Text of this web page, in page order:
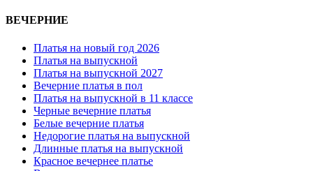
ВЕЧЕРНИЕ
Платья на новый год 2026
Платья на выпускной
Платья на выпускной 2027
Вечерние платья в пол
Платья на выпускной в 11 классе
Черные вечерние платья
Белые вечерние платья
Недорогие платья на выпускной
Длинные платья на выпускной
Красное вечернее платье